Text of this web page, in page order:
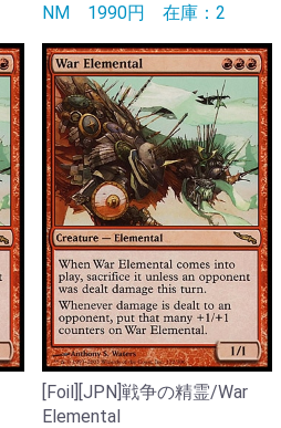
NM 1990円 在庫：2
[Foil][JPN]戦争の精霊/War
Elemental